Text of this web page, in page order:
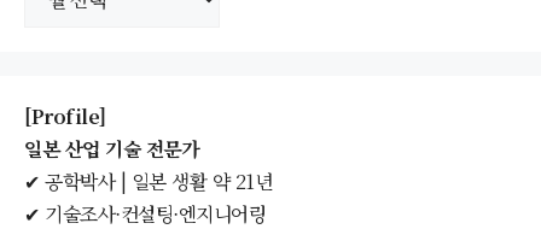
[Profile]
일본 산업 기술 전문가
✔ 공학박사 | 일본 생활 약 21년
✔ 기술조사·컨설팅·엔지니어링